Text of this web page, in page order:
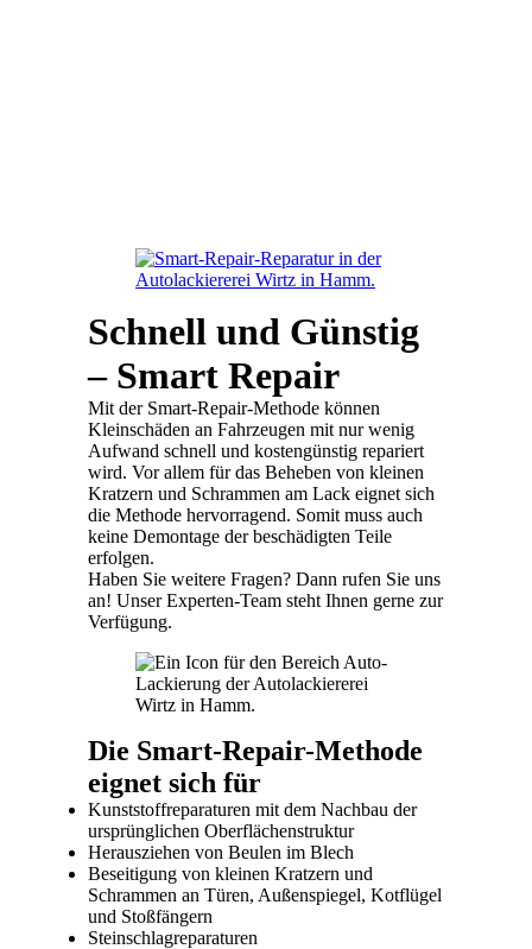
Schnell und Günstig
– Smart Repair
Mit der Smart-Repair-Methode können
Kleinschäden an Fahrzeugen mit nur wenig
Aufwand schnell und kostengünstig repariert
wird. Vor allem für das Beheben von kleinen
Kratzern und Schrammen am Lack eignet sich
die Methode hervorragend. Somit muss auch
keine Demontage der beschädigten Teile
erfolgen.
Haben Sie weitere Fragen? Dann rufen Sie uns
an! Unser Experten-Team steht Ihnen gerne zur
Verfügung.
Die Smart-Repair-Methode
eignet sich für
Kunststoffreparaturen mit dem Nachbau der
ursprünglichen Oberflächenstruktur
Herausziehen von Beulen im Blech
Beseitigung von kleinen Kratzern und
Schrammen an Türen, Außenspiegel, Kotflügel
und Stoßfängern
Steinschlagreparaturen